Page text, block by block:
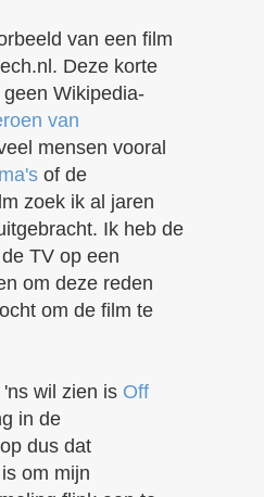
van een film
Deze korte
Wikipedia-
van
mensen vooral
of de
zoek ik al jaren
Ik heb de
TV op een
om deze reden
om de film te
wil zien is Off
in de
dus dat
om mijn